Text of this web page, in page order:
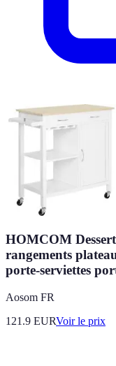
HOMCOM
rangements
porte-serviettes
Aosom FR
121.9 EURVoir le prix